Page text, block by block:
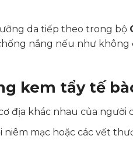
da tiếp theo trong bộ
nắng nếu như không
kem tẩy tế
địa khác nhau của người
mạc hoặc các vết